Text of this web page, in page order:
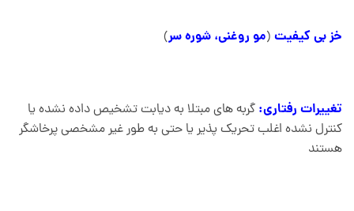
خز بی کیفیت (مو روغنی، شوره سر)
تغییرات رفتاری: گربه های مبتلا به دیابت تشخیص داده نشده یا
کنترل نشده اغلب تحریک پذیر یا حتی به طور غیر مشخصی پرخاشگر
هستند